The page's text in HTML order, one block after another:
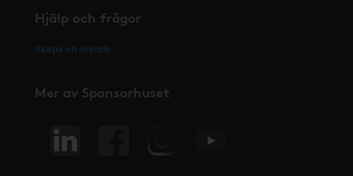
Hjälp och frågor
Skapa ett ärende
Mer av Sponsorhuset